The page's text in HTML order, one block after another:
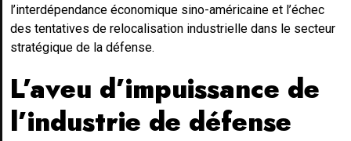
l’interdépendance économique sino-américaine et l’échec
des tentatives de relocalisation industrielle dans le secteur
stratégique de la défense.
L’aveu d’impuissance de
l’industrie de défense